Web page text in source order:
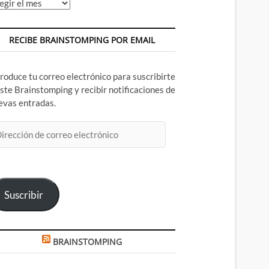
RECIBE BRAINSTOMPING POR EMAIL
tu correo electrónico para suscribirte
Brainstomping y recibir notificaciones de
entradas.
Suscribir
BRAINSTOMPING